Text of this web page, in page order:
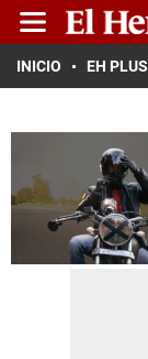
INICIO EH PLUS